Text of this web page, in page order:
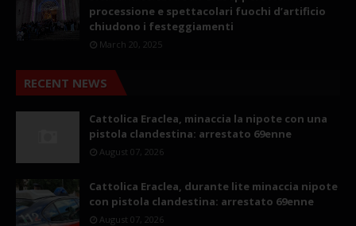
processione e spettacolari fuochi d’artificio
chiudono i festeggiamenti
March 20, 2025
RECENT NEWS
Cattolica Eraclea, minaccia la nipote con una
pistola clandestina: arrestato 69enne
August 07, 2026
Cattolica Eraclea, durante lite minaccia nipote
con pistola clandestina: arrestato 69enne
August 07, 2026